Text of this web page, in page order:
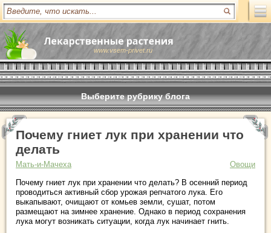
www.vsem-privet.ru
Выберите рубрику блога
Почему гниет лук при хранении что
делать
Мать-и-Мачеха
Овощи
Почему гниет лук при хранении что делать? В осенний период
проводиться активный сбор урожая репчатого лука. Его
выкапывают, очищают от комьев земли, сушат, потом
размещают на зимнее хранение. Однако в период сохранения
лука могут возникать ситуации, когда лук начинает гнить.